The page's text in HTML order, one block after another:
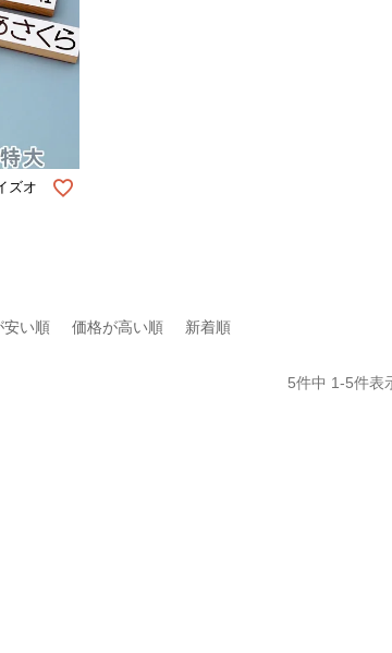
ズオ
安い順 価格が高い順 新着順
5件中 1-5件表